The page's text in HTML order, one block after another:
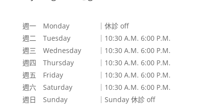
週一 Monday
｜休診 off
週二 Tuesday
｜10:30 A.M. 6:00 P.M.
週三 Wednesday
｜10:30 A.M. 6:00 P.M.
週四 Thursday
｜10:30 A.M. 6:00 P.M.
週五 Friday
｜10:30 A.M. 6:00 P.M.
週六 Saturday
｜10:30 A.M. 6:00 P.M.
週日 Sunday
｜Sunday 休診 off